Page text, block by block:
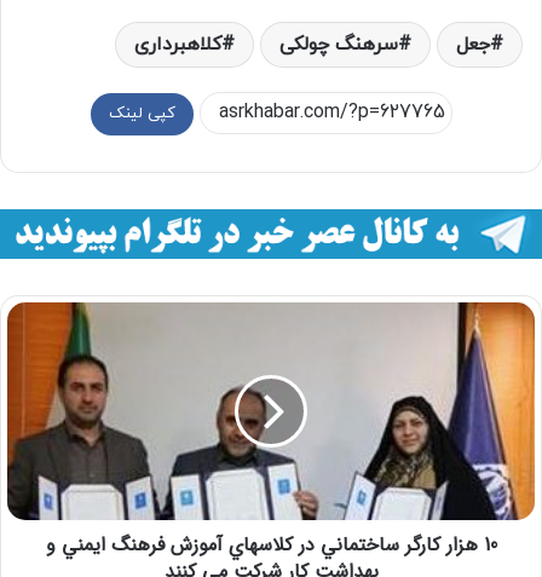
جعل سرهنگ چولکی کلاهبرداری
کپی لینک
10 هزار كارگر ساختماني در كلاسهاي آموزش فرهنگ ايمني و